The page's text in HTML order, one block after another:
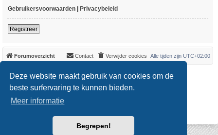
Deze website maakt gebruik van cookies om de
beste surfervaring te kunnen bieden.
Meer informatie
Begrepen!
Gebruikersvoorwaarden | Privacybeleid
Registreer
Forumoverzicht Alle tijden zijn UTC+02:00
Verwijder cookies
Contact
*Original Author:Brad Veryard
*Updated to 3.3.x by MannixMD
* Style version: 3.4.0
Powered by